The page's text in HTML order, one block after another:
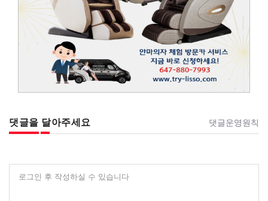
댓글을 달아주세요 댓글운영원칙
로그인 후 작성하실 수 있습니다